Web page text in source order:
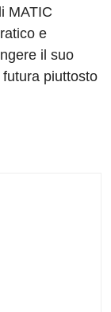
MATIC
e
il suo
piuttosto